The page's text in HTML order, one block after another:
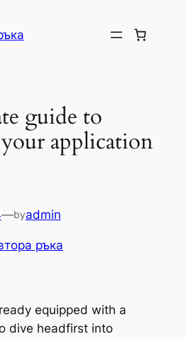
guide to
application
—byadmin
ръка
equipped with a
dive headfirst into